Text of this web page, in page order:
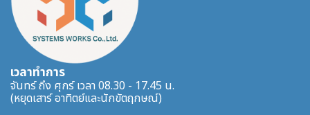
เวลาทำการ
จันทร์ ถึง ศุกร์ เวลา 08.30 - 17.45 น.
(หยุดเสาร์ อาทิตย์และนักขัตฤกษณ์)